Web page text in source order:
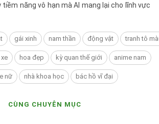
năng vô hạn mà AI mang lại cho lĩnh vực
gái xinh nam thần động vật tranh tô
hoa đẹp kỳ quan thế giới anime nam
nữ nhà khoa học bác hồ vĩ đại
CÙNG CHUYÊN MỤC